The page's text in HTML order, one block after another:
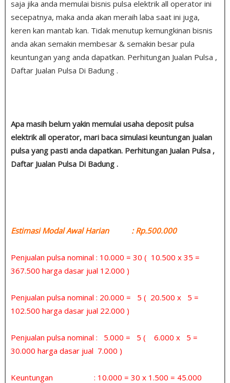
saja jika anda memulai bisnis pulsa elektrik all operator ini
secepatnya, maka anda akan meraih laba saat ini juga,
keren kan mantab kan. Tidak menutup kemungkinan bisnis
anda akan semakin membesar & semakin besar pula
keuntungan yang anda dapatkan. Perhitungan Jualan Pulsa ,
Daftar Jualan Pulsa Di Badung .
Apa masih belum yakin memulai usaha deposit pulsa
elektrik all operator, mari baca simulasi keuntungan jualan
pulsa yang pasti anda dapatkan. Perhitungan Jualan Pulsa ,
Daftar Jualan Pulsa Di Badung .
Estimasi Modal Awal Harian : Rp.500.000
Penjualan pulsa nominal : 10.000 = 30 ( 10.500 x 35 =
367.500 harga dasar jual 12.000 )
Penjualan pulsa nominal : 20.000 = 5 ( 20.500 x 5 =
102.500 harga dasar jual 22.000 )
Penjualan pulsa nominal : 5.000 = 5 ( 6.000 x 5 =
30.000 harga dasar jual 7.000 )
Keuntungan : 10.000 = 30 x 1.500 = 45.000